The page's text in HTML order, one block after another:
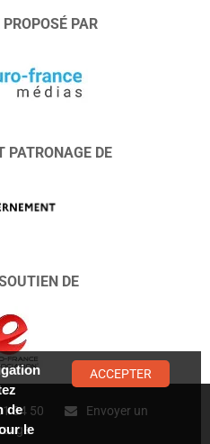
PAR
PATRONAGE DE
DE
34 50
Envoyer un
de
le
ACCEPTER